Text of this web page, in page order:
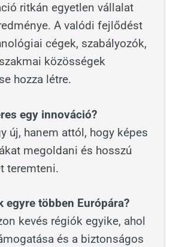
ritkán egyetlen vállalat
A valódi fejlődést
cégek, szabályozók,
közösségek
hozza létre.
egy innováció?
új, hanem attól, hogy képes
megoldani és hosszú
teremteni.
egyre többen Európára?
kevés régiók egyike, ahol
és a biztonságos